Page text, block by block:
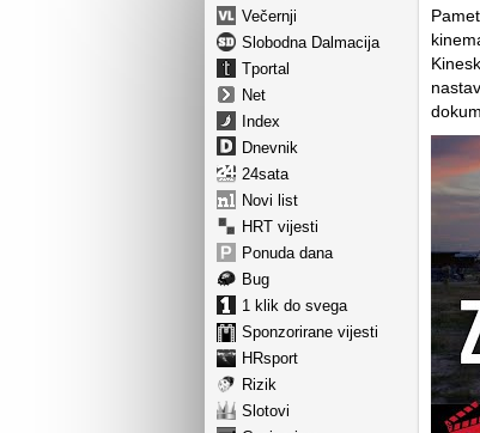
Večernji
Slobodna Dalmacija
Tportal
Net
Index
Dnevnik
24sata
Novi list
HRT vijesti
Ponuda dana
Bug
1 klik do svega
Sponzorirane vijesti
HRsport
Rizik
Slotovi